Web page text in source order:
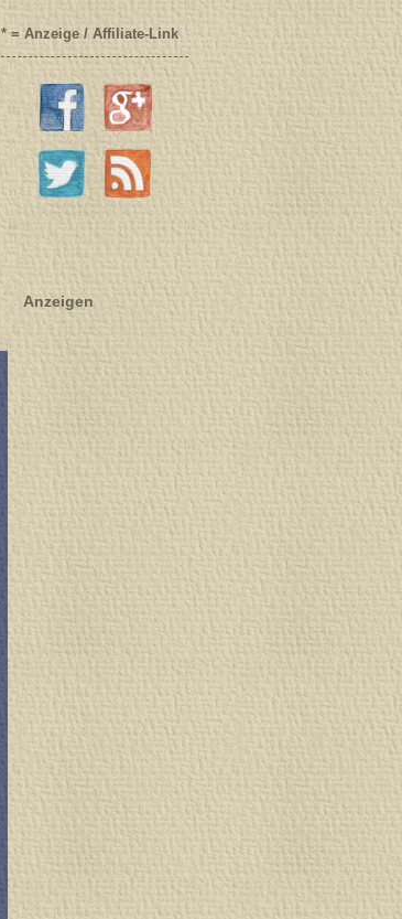
* = Anzeige / Affiliate-Link
Anzeigen